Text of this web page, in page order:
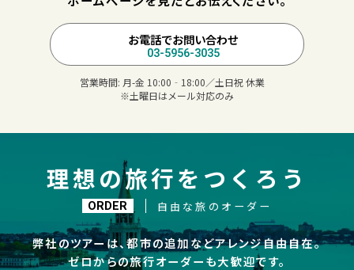
お電話でお問い合わせ
03-5956-3035
営業時間: 月-金 10:00‐18:00／土日祝 休業
※土曜日はメール対応のみ
理想の旅行をつくろう
ORDER 自由な旅のオーダー
弊社のツアーは、都市の追加などアレンジ自由自在。
ゼロからの旅行オーダーも大歓迎です。